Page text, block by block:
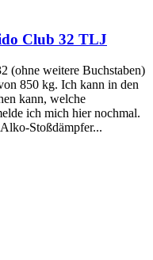
Club 32 TLJ
(ohne weitere Buchstaben)
850 kg. Ich kann in den
kann, welche
ich mich hier nochmal.
Stoßdämpfer...